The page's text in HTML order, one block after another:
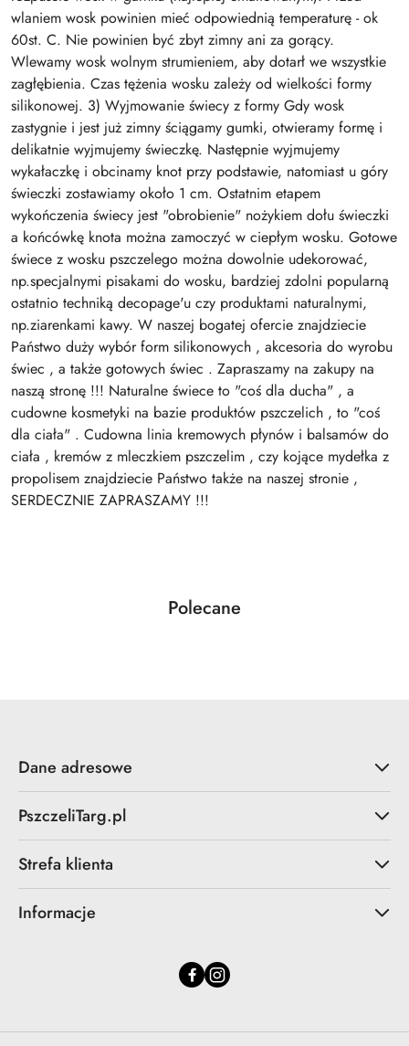
wlaniem wosk powinien mieć odpowiednią temperaturę - ok
60st. C. Nie powinien być zbyt zimny ani za gorący.
Wlewamy wosk wolnym strumieniem, aby dotarł we wszystkie
zagłębienia. Czas tężenia wosku zależy od wielkości formy
silikonowej. 3) Wyjmowanie świecy z formy Gdy wosk
zastygnie i jest już zimny ściągamy gumki, otwieramy formę i
delikatnie wyjmujemy świeczkę. Następnie wyjmujemy
wykałaczkę i obcinamy knot przy podstawie, natomiast u góry
świeczki zostawiamy około 1 cm. Ostatnim etapem
wykończenia świecy jest "obrobienie" nożykiem dołu świeczki
a końcówkę knota można zamoczyć w ciepłym wosku. Gotowe
świece z wosku pszczelego można dowolnie udekorować,
np.specjalnymi pisakami do wosku, bardziej zdolni popularną
ostatnio techniką decopage'u czy produktami naturalnymi,
np.ziarenkami kawy. W naszej bogatej ofercie znajdziecie
Państwo duży wybór form silikonowych , akcesoria do wyrobu
świec , a także gotowych świec . Zapraszamy na zakupy na
naszą stronę !!! Naturalne świece to "coś dla ducha" , a
cudowne kosmetyki na bazie produktów pszczelich , to "coś
dla ciała" . Cudowna linia kremowych płynów i balsamów do
ciała , kremów z mleczkiem pszczelim , czy kojące mydełka z
propolisem znajdziecie Państwo także na naszej stronie ,
SERDECZNIE ZAPRASZAMY !!!
Pomiń karuzelę produktów
Produkty
Polecane
Dane adresowe
PszczeliTarg.pl
Strefa klienta
Informacje